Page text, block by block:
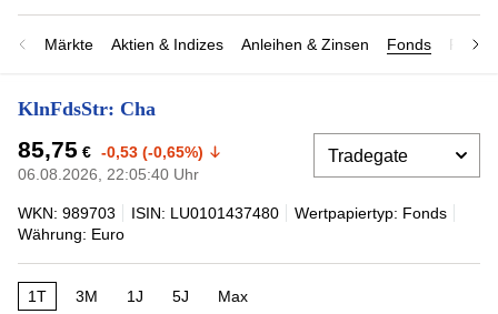
Märkte Aktien & Indizes Anleihen & Zinsen Fonds
KlnFdsStr: Cha
85,75 € -0,53 (-0,65%)
06.08.2026, 22:05:40 Uhr
WKN: 989703 ISIN: LU0101437480
Wertpapiertyp: Fonds
Währung: Euro
1T 3M 1J 5J Max